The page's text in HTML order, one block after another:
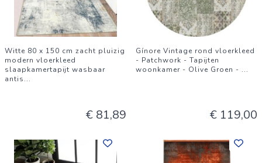
Witte 80 x 150 cm zacht pluizig
modern vloerkleed
slaapkamertapijt wasbaar
antis...
€ 81,89
Gínore Vintage rond vloerkleed
- Patchwork - Tapijten
woonkamer - Olive Groen - ...
€ 119,00